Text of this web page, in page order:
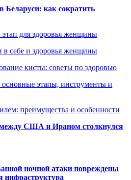
Беларуси: как сократить
для здоровья женщины
в себе и здоровья женщины
кисты: советы по здоровью
основные этапы, инструменты и
преимущества и особенности
между США и Ираном столкнулся
ночной атаки повреждены
инфраструктура